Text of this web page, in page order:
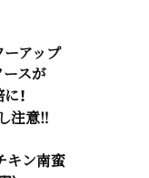
アップ
スが
！
注意‼
キン南蛮